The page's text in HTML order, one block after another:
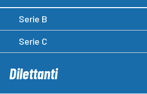
Serie B
Serie C
Dilettanti